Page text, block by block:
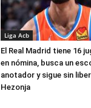
Liga Acb
El Real Madrid tiene 16
en nómina, busca un
anotador y sigue sin
Hezonja